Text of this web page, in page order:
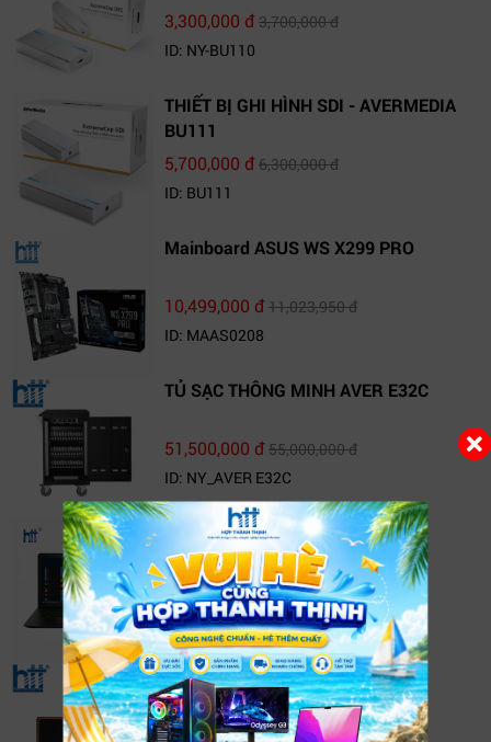
3,300,000 đ3,700,000 đ
ID: NY-BU110
THIẾT BỊ GHI HÌNH SDI - AVERMEDIA
BU111
5,700,000 đ6,300,000 đ
ID: BU111
Mainboard ASUS WS X299 PRO
10,499,000 đ11,023,950 đ
ID: MAAS0208
TỦ SẠC THÔNG MINH AVER E32C
51,500,000 đ55,000,000 đ
ID: NY_AVER E32C
Laptop HP Pavilion 15-cb540TX
(4BN72PA)
20,690,000 đ22,190,000 đ
ID: 15-cb540TX
TV Box FPT Play Box+ T550
1,500,000 đ1,690,000 đ